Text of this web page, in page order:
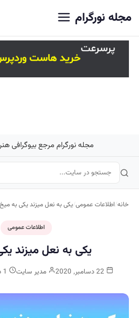
مجله نورگرام
مجله نورگرام مرجع بیوگرافی
خانه/اطلاعات عمومی/یکی به نعل میزند یکی به میخ
اطلاعات عمومی
یکی به نعل میزند
مدیر سایت